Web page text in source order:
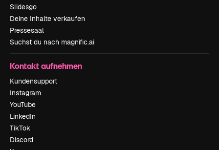
Slidesgo
Deine Inhalte verkaufen
Pressesaal
Suchst du nach magnific.ai
Kontakt aufnehmen
Kundensupport
Instagram
YouTube
LinkedIn
TikTok
Discord